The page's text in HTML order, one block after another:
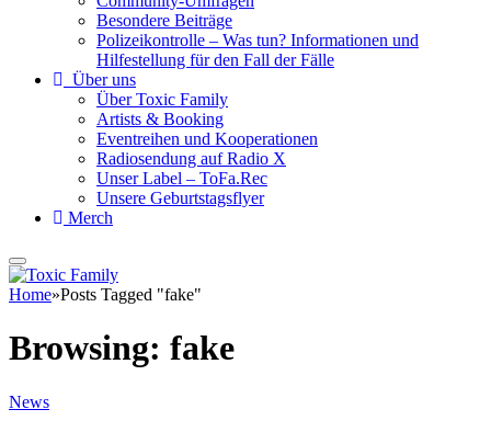
Besondere Beiträge
Polizeikontrolle – Was tun? Informationen und
Hilfestellung für den Fall der Fälle
Über uns
Über Toxic Family
Artists & Booking
Eventreihen und Kooperationen
Radiosendung auf Radio X
Unser Label – ToFa.Rec
Unsere Geburtstagsflyer
Merch
Home»Posts Tagged "fake"
Browsing: fake
News